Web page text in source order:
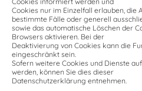
Cookies nur im Einzelfall erlauben, die
bestimmte Fälle oder generell
sowie das automatische Löschen der
Browsers aktivieren. Bei der
Deaktivierung von Cookies kann die
eingeschränkt sein.
Sofern weitere Cookies und Dienste
werden, können Sie dies dieser
Datenschutzerklärung entnehmen.